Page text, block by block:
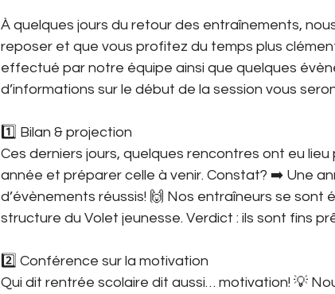
À quelques jours du retour des entraînements,
reposer et que vous profitez du temps plus
effectué par notre équipe ainsi que quelques
d’informations sur le début de la session vous
1️⃣ Bilan & projection
Ces derniers jours, quelques rencontres ont eu
année et préparer celle à venir. Constat? ➡️ Une
d’évènements réussis! 🙌 Nos entraîneurs se sont
structure du Volet jeunesse. Verdict : ils sont fins
2️⃣ Conférence sur la motivation
Qui dit rentrée scolaire dit aussi… motivation! 💡